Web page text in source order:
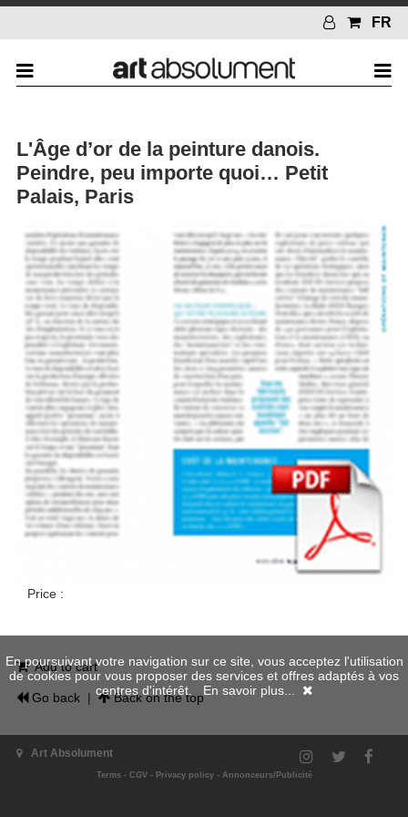
FR
L'Âge d’or de la peinture danois.
Peindre, peu importe quoi… Petit
Palais, Paris
Price :
Add to cart
Go back| Back on the top
Art Absolument
Terms- CGV- Privacy policy- Annonceurs/Publicité
En poursuivant votre navigation sur ce site, vous acceptez l'utilisation
de cookies pour vous proposer des services et offres adaptés à vos
centres d'intérêt. En savoir plus...